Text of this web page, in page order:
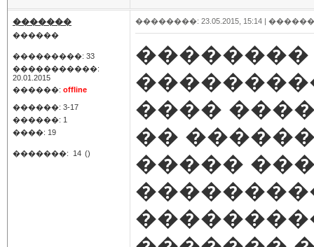
�������
������
���������: 33
�����������:
20.01.2015
������: offline
������: 3-17
������: 1
����: 19
�������: 14 ()
��������: 23.05.2015, 15:14 |
��������
����
��
�����